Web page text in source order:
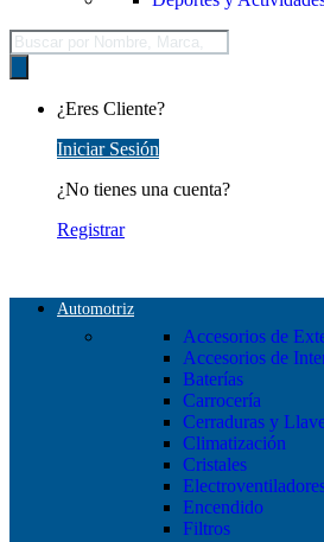
Búsqueda
de
productos
¿Eres Cliente?
Iniciar Sesión
¿No tienes una cuenta?
Registrar
Automotriz
Accesorios de
Accesorios de
Baterías
Carrocería
Cerraduras y
Climatización
Cristales
Encendido
Filtros